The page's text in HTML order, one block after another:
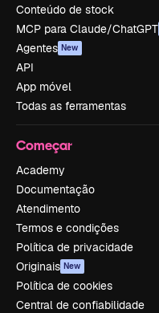
Conteúdo de stock
MCP para Claude/ChatGPT
Agentes New
API
App móvel
Todas as ferramentas
Começar
Academy
Documentação
Atendimento
Termos e condições
Política de privacidade
Originais New
Política de cookies
Central de confiabilidade